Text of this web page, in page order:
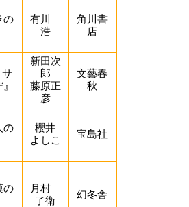
の
有川
浩
角川書
店
サ
新田次
郎
藤原正
彦
文藝春
秋
の
櫻井
よしこ
宝島社
の
月村
了衛
幻冬舎